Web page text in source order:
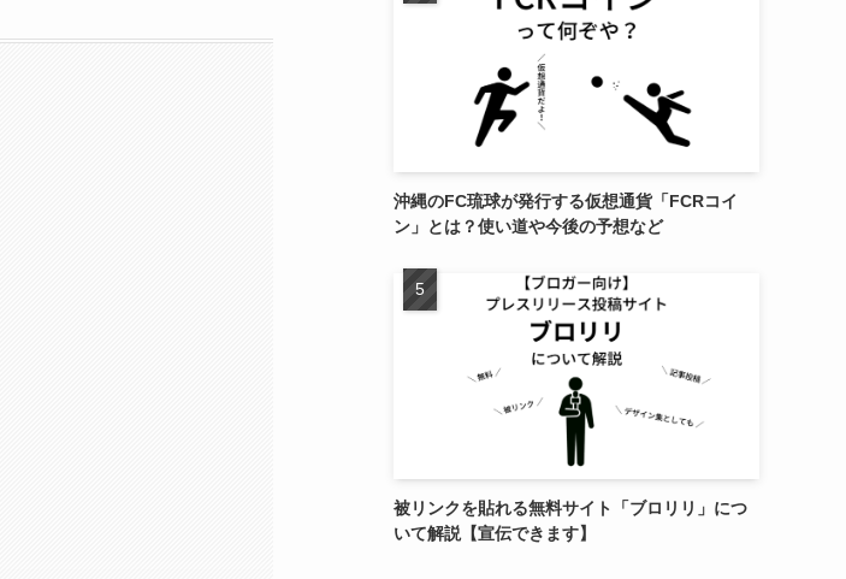
沖縄のFC琉球が発行する仮想通貨「FCRコイ
ン」とは？使い道や今後の予想など
被リンクを貼れる無料サイト「ブロリリ」につ
いて解説【宣伝できます】